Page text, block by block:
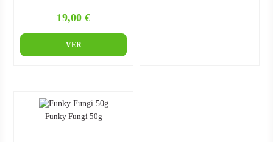
19,00 €
VER
Funky Fungi 50g